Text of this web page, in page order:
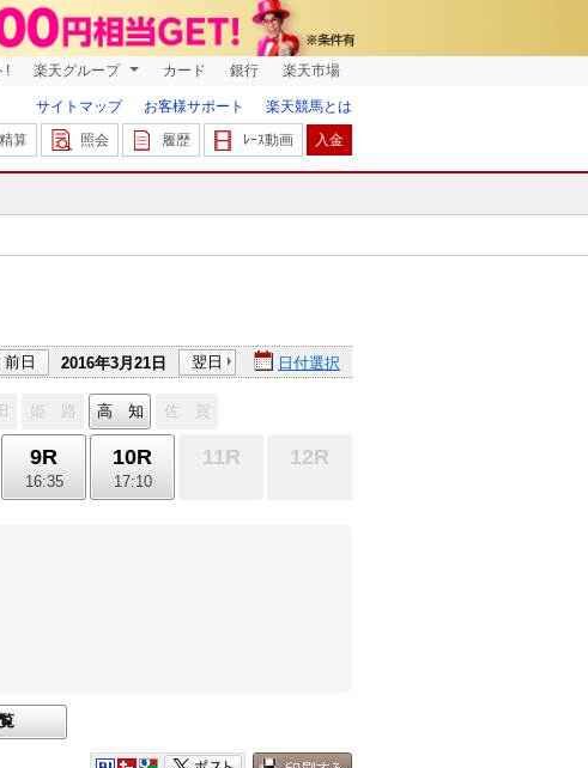
! 楽天グループ カード 銀行 楽天市場
サイトマップ お客様サポート
楽天競馬とは
精算 照会 履歴 ﾚｰｽ動画 入金
前日 2016年3月21日 翌日 日付選択
姫 路 高 知
佐 賀
9R
16:35
10R
17:10
11R 12R